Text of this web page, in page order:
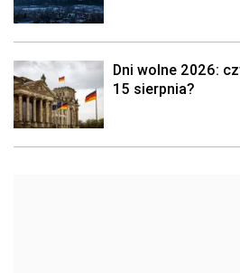
Dni wolne 2026:
15 sierpnia?